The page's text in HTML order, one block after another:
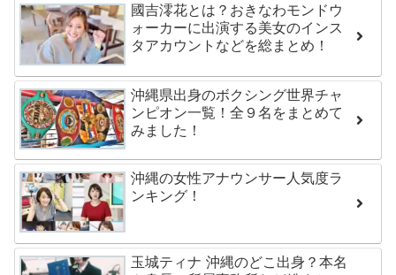
國吉澪花とは？おきなわモンドウ
ォーカーに出演する美女のインス
タアカウントなどを総まとめ！
沖縄県出身のボクシング世界チャ
ンピオン一覧！全９名をまとめて
みました！
沖縄の女性アナウンサー人気度ラ
ンキング！
玉城ティナ 沖縄のどこ出身？本名